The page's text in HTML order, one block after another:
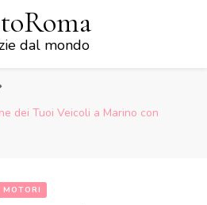
dal mondo
dei Tuoi Veicoli a Marino con
MOTORI